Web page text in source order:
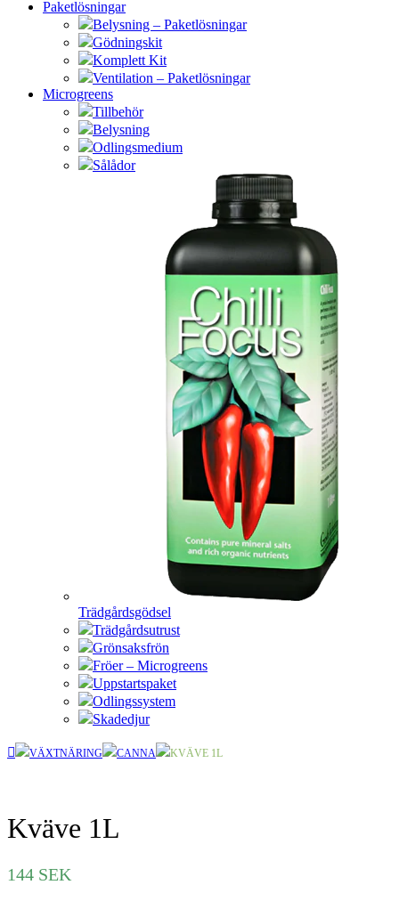
Paketlösningar
Belysning – Paketlösningar
Gödningskit
Komplett Kit
Ventilation – Paketlösningar
Microgreens
Tillbehör
Belysning
Odlingsmedium
Sålådor
Trädgårdsgödsel
Trädgårdsutrust
Grönsaksfrön
Fröer – Microgreens
Uppstartspaket
Odlingssystem
Skadedjur
VÄXTNÄRING CANNA KVÄVE 1L
Kväve 1L
144 SEK